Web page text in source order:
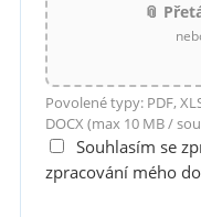
📎
Povolené typy: PDF,
DOCX (max 10 MB /
Souhlasím se
zpracování mého